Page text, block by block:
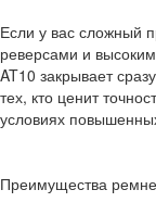
Если у вас сложный
реверсами и
AT10 закрывает
тех, кто ценит
условиях
Преимущества